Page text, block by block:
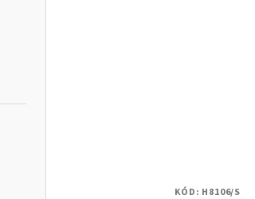
KÓD: H8106/S